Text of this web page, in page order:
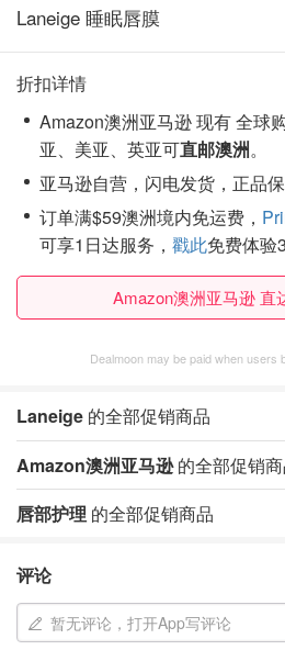
Laneige 睡眠唇膜
折扣详情
Amazon澳洲亚马逊 现有 全球
亚、美亚、英亚可直邮澳洲。
亚马逊自营，闪电发货，正品保
订单满$59澳洲境内免运费，
可享1日达服务， 戳此免费体验
Amazon澳洲亚马逊
Dealmoon may be paid when users
Laneige 的全部促销商品
Amazon澳洲亚马逊的全部促销
唇部护理 的全部促销商品
评论
暂无评论，打开App写评论